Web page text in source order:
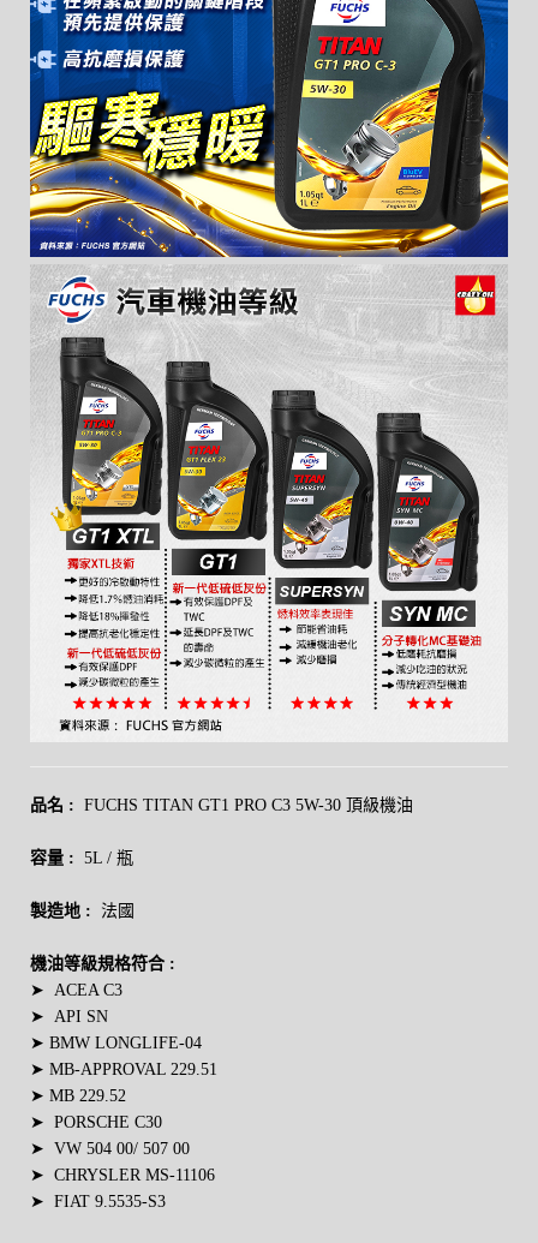
品名 : FUCHS TITAN GT1 PRO C3 5W-30 頂級機油
容量 : 5L / 瓶
製造地 : 法國
機油等級規格符合 :
➤ ACEA C3
➤ API SN
➤ BMW LONGLIFE-04
➤ MB-APPROVAL 229.51
➤ MB 229.52
➤ PORSCHE C30
➤ VW 504 00/ 507 00
➤ CHRYSLER MS-11106
➤ FIAT 9.5535-S3